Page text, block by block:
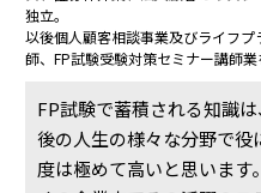
独立。
以後個人顧客相談事業及びライフ
師、FP試験受験対策セミナー講師業
FP試験で蓄積される知識
後の人生の様々な分野で役
度は極めて高いと思います